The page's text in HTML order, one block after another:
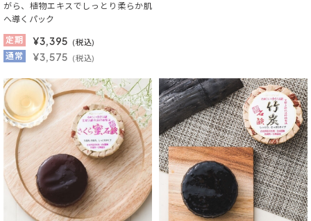
がら、植物エキスでしっとり柔らか肌
へ導くパック
定期
¥3,395 (税込)
通常 ¥3,575 (税込)